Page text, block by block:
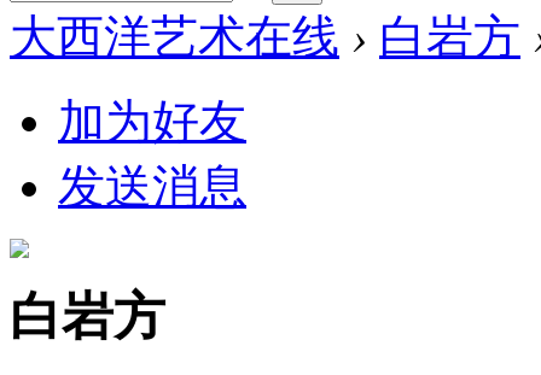
大西洋艺术在线 › 白岩方
加为好友
发送消息
白岩方